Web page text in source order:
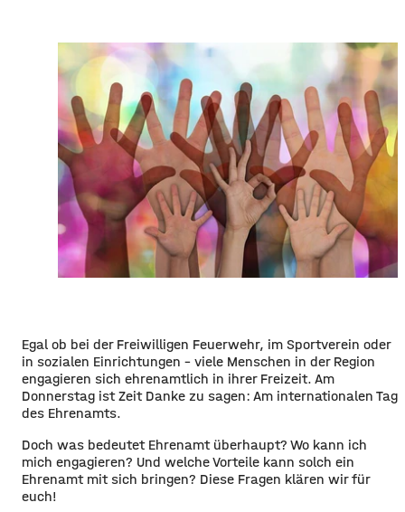
Egal ob bei der Freiwilligen Feuerwehr, im Sportverein oder
in sozialen Einrichtungen – viele Menschen in der Region
engagieren sich ehrenamtlich in ihrer Freizeit. Am
Donnerstag ist Zeit Danke zu sagen: Am internationalen Tag
des Ehrenamts.
Doch was bedeutet Ehrenamt überhaupt? Wo kann ich
mich engagieren? Und welche Vorteile kann solch ein
Ehrenamt mit sich bringen? Diese Fragen klären wir für
euch!